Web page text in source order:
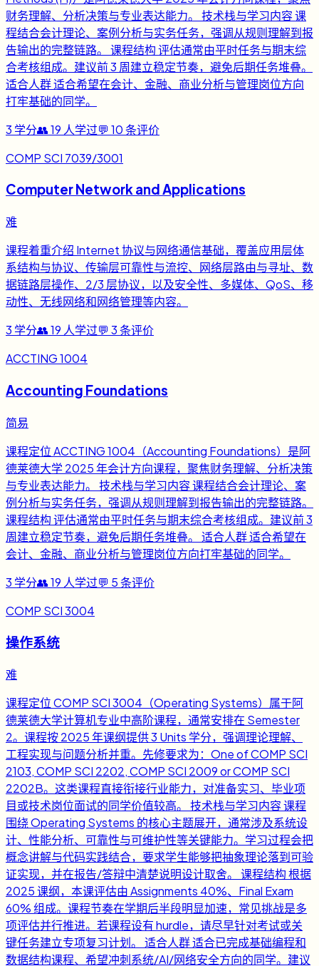
财务理解、分析决策与专业表达能力。 技术栈与学习内容 课
程结合会计理论、案例分析与实务任务，强调从规则理解到报
告输出的完整链路。 课程结构 评估通常由平时任务与期末综
合考核组成。建议前 3 周建立稳定节奏，避免后期任务堆叠。
适合人群 适合希望在会计、金融、商业分析与管理岗位方向
打牢基础的同学。
3 学分👥19 人学过💬 10条评价
COMP SCI 7039/3001
Computer Network and Applications
难
课程着重介绍 Internet 协议与网络通信基础，覆盖应用层体
系结构与协议、传输层可靠性与流控、网络层路由与寻址、数
据链路层操作、2/3 层协议，以及安全性、多媒体、QoS、移
动性、无线网络和网络管理等内容。
3 学分👥19 人学过💬 3条评价
ACCTING 1004
Accounting Foundations
简易
课程定位 ACCTING 1004（Accounting Foundations）是阿
德莱德大学 2025 年会计方向课程，聚焦财务理解、分析决策
与专业表达能力。 技术栈与学习内容 课程结合会计理论、案
例分析与实务任务，强调从规则理解到报告输出的完整链路。
课程结构 评估通常由平时任务与期末综合考核组成。建议前 3
周建立稳定节奏，避免后期任务堆叠。 适合人群 适合希望在
会计、金融、商业分析与管理岗位方向打牢基础的同学。
3 学分👥19 人学过💬 5条评价
COMP SCI 3004
操作系统
难
课程定位 COMP SCI 3004（Operating Systems）属于阿
德莱德大学计算机专业中高阶课程，通常安排在 Semester
2。课程按 2025 年课纲提供 3 Units 学分，强调理论理解、
工程实现与问题分析并重。先修要求为：One of COMP SCI
2103, COMP SCI 2202, COMP SCI 2009 or COMP SCI
2202B。这类课程直接衔接行业能力，对准备实习、毕业项
目或技术岗位面试的同学价值较高。 技术栈与学习内容 课程
围绕 Operating Systems 的核心主题展开，通常涉及系统设
计、性能分析、可靠性与可维护性等关键能力。学习过程会把
概念讲解与代码实践结合，要求学生能够把抽象理论落到可验
证实现，并在报告/答辩中清楚说明设计取舍。 课程结构 根据
2025 课纲，本课评估由 Assignments 40%、Final Exam
60% 组成。课程节奏在学期后半段明显加速，常见挑战是多
项评估并行推进。若课程设有 hurdle，请尽早针对考试或关
键任务建立专项复习计划。 适合人群 适合已完成基础编程和
数据结构课程、希望冲刺系统/AI/网络安全方向的同学。建议